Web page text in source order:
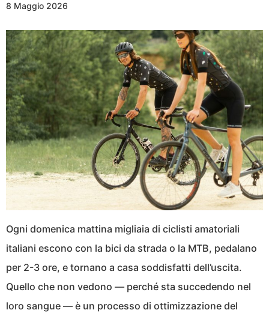
8 Maggio 2026
Ogni domenica mattina migliaia di ciclisti amatoriali
italiani escono con la bici da strada o la MTB, pedalano
per 2-3 ore, e tornano a casa soddisfatti dell’uscita.
Quello che non vedono — perché sta succedendo nel
loro sangue — è un processo di ottimizzazione del